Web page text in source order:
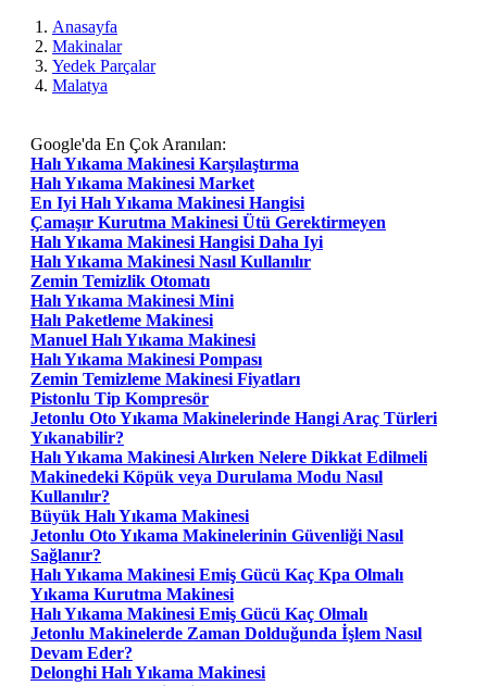
Anasayfa
Makinalar
Yedek Parçalar
Malatya
Google'da En Çok Aranılan:
Halı Yıkama Makinesi Karşılaştırma
Halı Yıkama Makinesi Market
En Iyi Halı Yıkama Makinesi Hangisi
Çamaşır Kurutma Makinesi Ütü Gerektirmeyen
Halı Yıkama Makinesi Hangisi Daha Iyi
Halı Yıkama Makinesi Nasıl Kullanılır
Zemin Temizlik Otomatı
Halı Yıkama Makinesi Mini
Halı Paketleme Makinesi
Manuel Halı Yıkama Makinesi
Halı Yıkama Makinesi Pompası
Zemin Temizleme Makinesi Fiyatları
Pistonlu Tip Kompresör
Jetonlu Oto Yıkama Makinelerinde Hangi Araç Türleri
Yıkanabilir?
Halı Yıkama Makinesi Alırken Nelere Dikkat Edilmeli
Makinedeki Köpük veya Durulama Modu Nasıl
Kullanılır?
Büyük Halı Yıkama Makinesi
Jetonlu Oto Yıkama Makinelerinin Güvenliği Nasıl
Sağlanır?
Halı Yıkama Makinesi Emiş Gücü Kaç Kpa Olmalı
Yıkama Kurutma Makinesi
Halı Yıkama Makinesi Emiş Gücü Kaç Olmalı
Jetonlu Makinelerde Zaman Dolduğunda İşlem Nasıl
Devam Eder?
Delonghi Halı Yıkama Makinesi